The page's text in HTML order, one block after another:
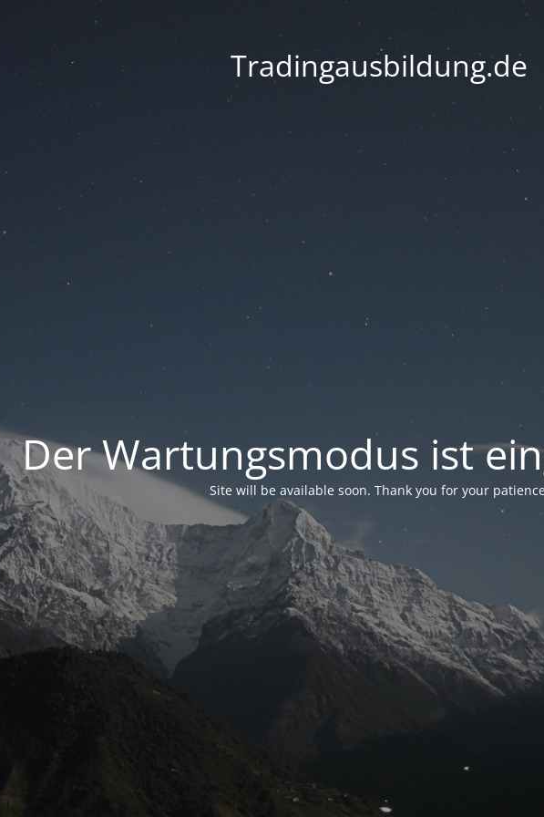
Tradingausbildung.de
Der Wartungsmodus ist
Site will be available soon. Thank you for your